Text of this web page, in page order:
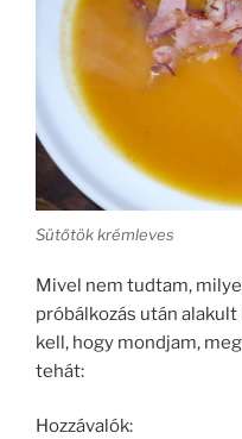
Sütőtök krémleves
Mivel nem tudtam,
próbálkozás után
kell, hogy mondjam,
tehát:
Hozzávalók: